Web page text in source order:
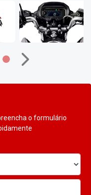
o formulário
Próximo